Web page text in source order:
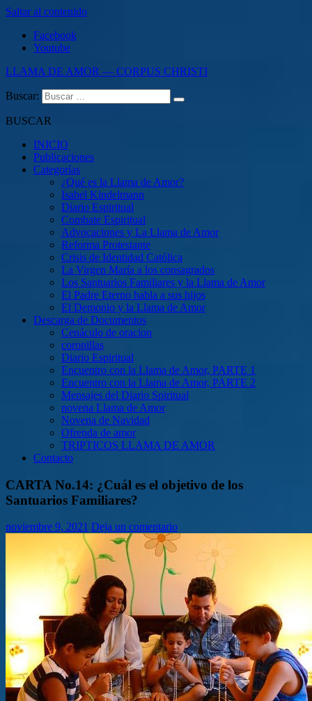
Saltar al contenido
Facebook
Youtube
LLAMA DE AMOR — CORPUS CHRISTI
Blog de la Llama de Amor
Buscar:
BUSCAR
INICIO
Publicaciones
Categorías
¿Qué es la Llama de Amor?
Isabel Kindelmann
Diario Espiritual
Combate Espiritual
Advocaciones y La Llama de Amor
Reforma Protestante
Crisis de Identidad Católica
La Virgen María a los consagrados
Los Santuarios Familiares y la Llama de Amor
El Padre Eterno habla a sus hijos
El Demonio y la Llama de Amor
Descarga de Documentos
Cenáculo de oracion
coronillas
Diario Espiritual
Encuentro con la Llama de Amor, PARTE 1
Encuentro con la Llama de Amor, PARTE 2
Mensajes del Diario Spiritual
novena Llama de Amor
Novena de Navidad
Ofrenda de amor
TRIPTICOS LLAMA DE AMOR
Contacto
CARTA No.14: ¿Cuál es el objetivo de los
Santuarios Familiares?
noviembre 9, 2021 Deja un comentario